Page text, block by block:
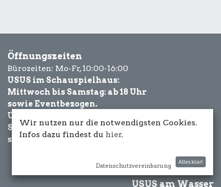
Öffnungszeiten
Bürozeiten: Mo-Fr, 10:00-16:00
USUS im Schauspielhaus:
Mittwoch bis Samstag: ab 18 Uhr
sowie Eventbezogen.
USUS am Wasser:
Schönwetter-
sowie Eventbezogen.
USUS am Wasser
Wir nutzen nur die notwendigsten Cookies.
Infos dazu findest du hier.
Datenschutzvereinbarung
Alles klar!